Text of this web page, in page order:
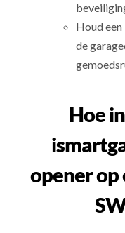
Houd
de
Hoe
opener op